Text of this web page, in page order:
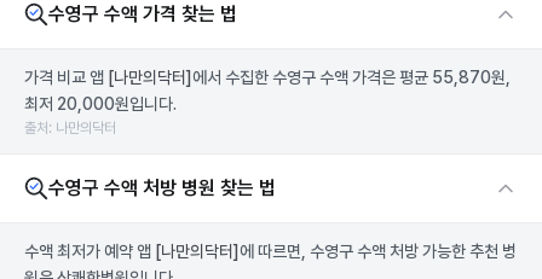
수영구 수액 가격 찾는 법
가격 비교 앱 [나만의닥터] 에서 수집한 수영구 수액 가격은 평균 55,870원,
최저 20,000원입니다.
출처: 나만의닥터
수영구 수액 처방 병원 찾는 법
수액 최저가 예약 앱 [나만의닥터] 에 따르면, 수영구 수액 처방 가능한 추천 병